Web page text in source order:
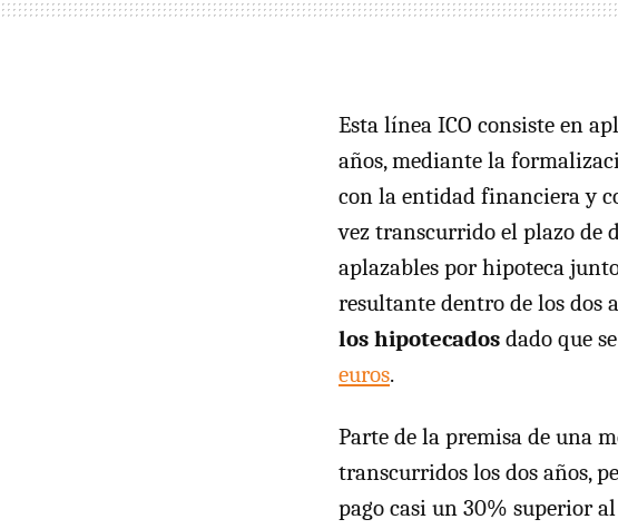
Esta línea ICO consiste en
años, mediante la
con la entidad financiera y
vez transcurrido el plazo de
aplazables por hipoteca
resultante dentro de los dos
los hipotecados dado que
euros.
Parte de la premisa de una
transcurridos los dos años,
pago casi un 30% superior